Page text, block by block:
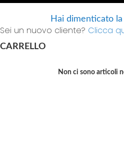
Hai dimenticato
Sei un nuovo cliente? Clicca
CARRELLO
Non ci sono articoli